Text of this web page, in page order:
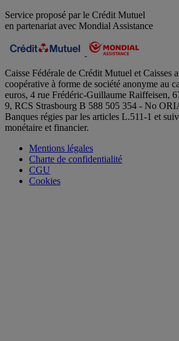
Service proposé par le Crédit Mutuel
en partenariat avec Mondial Assistance
Caisse Fédérale de Crédit Mutuel et Caisses
coopérative à forme de société anonyme au
euros, 4 rue Frédéric-Guillaume Raiffeisen,
9, RCS Strasbourg B 588 505 354 - No
Banques régies par les articles L.511-1 et
monétaire et financier.
Mentions légales
Charte de confidentialité
CGU
Cookies